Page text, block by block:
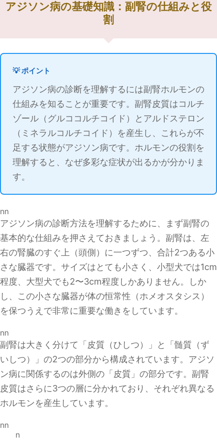
アジソン病の基礎知識：副腎の仕組みと役
割
💡 ポイント
アジソン病の診断を理解するには副腎ホルモンの
仕組みを知ることが重要です。副腎皮質はコルチ
ゾール（グルココルチコイド）とアルドステロン
（ミネラルコルチコイド）を産生し、これらが不
足する状態がアジソン病です。ホルモンの役割を
理解すると、なぜ多彩な症状が出るかが分かりま
す。
nn
アジソン病の診断方法を理解するために、まず副腎の
基本的な仕組みを押さえておきましょう。副腎は、左
右の腎臓のすぐ上（頭側）に一つずつ、合計2つある小
さな臓器です。サイズはとても小さく、小型犬では1cm
程度、大型犬でも2〜3cm程度しかありません。しか
し、この小さな臓器が体の恒常性（ホメオスタシス）
を保つうえで非常に重要な働きをしています。
nn
副腎は大きく分けて「皮質（ひしつ）」と「髄質（ず
いしつ）」の2つの部分から構成されています。アジソ
ン病に関係するのは外側の「皮質」の部分です。副腎
皮質はさらに3つの層に分かれており、それぞれ異なる
ホルモンを産生しています。
nn
n